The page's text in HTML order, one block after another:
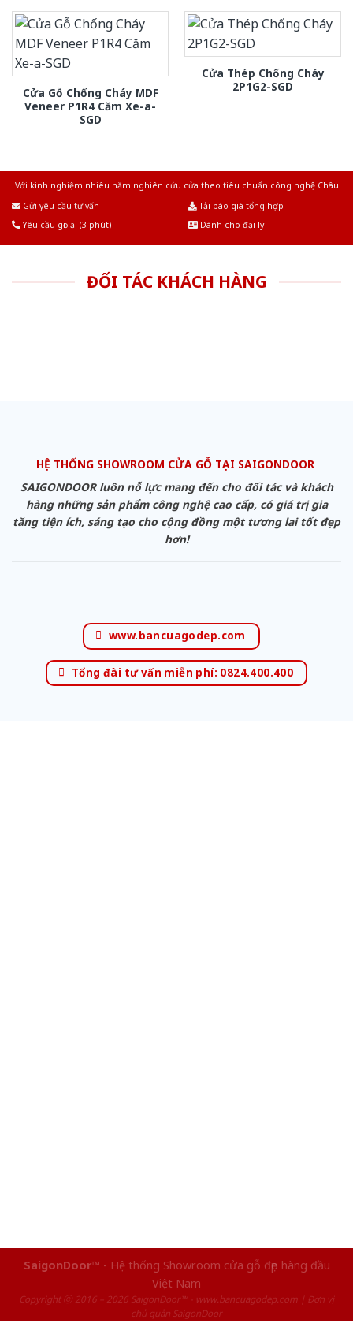
Cửa Gỗ Chống Cháy MDF
Veneer P1R4 Căm Xe-a-
SGD
Cửa Thép Chống Cháy
2P1G2-SGD
Với kinh nghiệm nhiêu năm nghiên cứu cửa theo tiêu chuẩn công nghệ Châu
Gửi yêu cầu tư vấn
Tải báo giá tổng hợp
Yêu cầu gọi lại (3 phút)
Dành cho đại lý
ĐỐI TÁC KHÁCH HÀNG
HỆ THỐNG SHOWROOM CỬA GỖ TẠI SAIGONDOOR
SAIGONDOOR luôn nỗ lực mang đến cho đối tác và khách
hàng những sản phẩm công nghệ cao cấp, có giá trị gia
tăng tiện ích, sáng tạo cho cộng đồng một tương lai tốt đẹp
hơn!
www.bancuagodep.com
Tổng đài tư vấn miễn phí: 0824.400.400
SaigonDoor™ - Hệ thống Showroom cửa gỗ đẹp hàng đầu
Việt Nam
Copyright ⓒ 2016 – 2026 SaigonDoor™ - www.bancuagodep.com | Đơn vị
chủ quản SaigonDoor